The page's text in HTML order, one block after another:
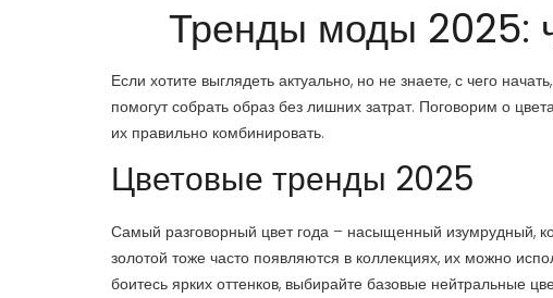
Тренды моды 2025:
Если хотите выглядеть актуально, но не знаете, с чего
помогут собрать образ без лишних затрат. Поговорим о
их правильно комбинировать.
Цветовые тренды 2025
Самый разговорный цвет года – насыщенный изумрудный,
золотой тоже часто появляются в коллекциях, их можно
боитесь ярких оттенков, выбирайте базовые нейтральные